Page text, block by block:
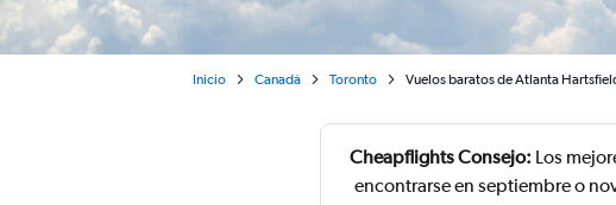
Inicio Canadá Toronto Vuelos baratos de Atlanta
Cheapflights Consejo: Los
encontrarse en septiembre o